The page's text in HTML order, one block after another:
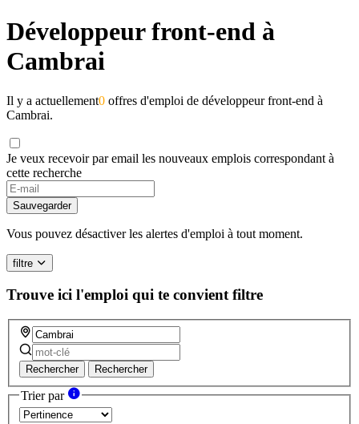
Développeur front-end à
Cambrai
Il y a actuellement0 offres d'emploi de développeur front-end à
Cambrai.
Je veux recevoir par email les nouveaux emplois correspondant à
cette recherche
If
you
are
a
human,
ignore
this
field
Sauvegarder
Vous pouvez désactiver les alertes d'emploi à tout moment.
filtre
Trouve ici l'emploi qui te convient filtre
Rechercher Rechercher
Trier par